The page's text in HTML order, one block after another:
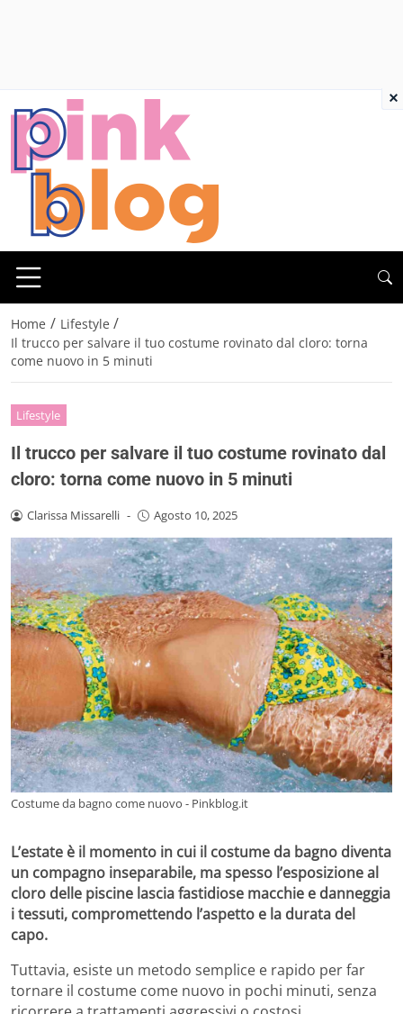
Home / Lifestyle /
Il trucco per salvare il tuo costume rovinato dal cloro: torna
come nuovo in 5 minuti
Lifestyle
Il trucco per salvare il tuo costume rovinato dal
cloro: torna come nuovo in 5 minuti
Clarissa Missarelli - Agosto 10, 2025
Costume da bagno come nuovo - Pinkblog.it
L’estate è il momento in cui il costume da bagno diventa
un compagno inseparabile, ma spesso l’esposizione al
cloro delle piscine lascia fastidiose macchie e danneggia
i tessuti, compromettendo l’aspetto e la durata del
capo.
Tuttavia, esiste un metodo semplice e rapido per far
tornare il costume come nuovo in pochi minuti, senza
×